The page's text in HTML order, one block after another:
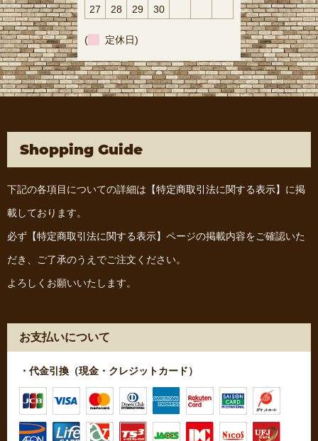
27 28 29 30
( 定休日)
Shopping Guide
下記の各項目についての詳細は 【特定商取引法に関する表示】 に掲
載しております。
必ず 【特定商取引法に関する表示】 ページの掲載内容をご確認いた
だき、ご了承のうえでご注文ください。
よろしくお願いいたします。
お支払いについて
・代金引換（現金・クレジットカード）